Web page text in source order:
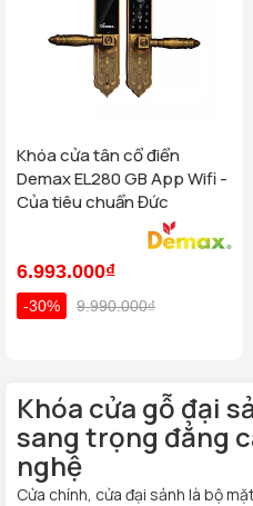
Khóa cửa tân cổ điển
Demax EL280 GB App Wifi -
Của tiêu chuẩn Đức
6.993.000₫
-30% 9.990.000₫
Khóa cửa gỗ đại
sang trọng đẳng
nghệ
Cửa chính, cửa đại sảnh là bộ